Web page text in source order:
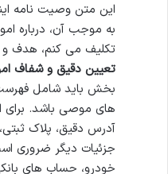
این متن وصیت نامه
به موجب آن، درباره
تکلیف می کنم، هدف
تعیین دقیق و شفاف
بخش باید شامل
های موصی باشد. برای
آدرس دقیق، پلاک
جزئیات دیگر ضروری
خودرو، حساب های